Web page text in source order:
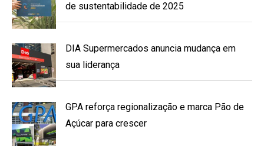
de sustentabilidade de 2025
DIA Supermercados anuncia mudança em
sua liderança
GPA reforça regionalização e marca Pão de
Açúcar para crescer